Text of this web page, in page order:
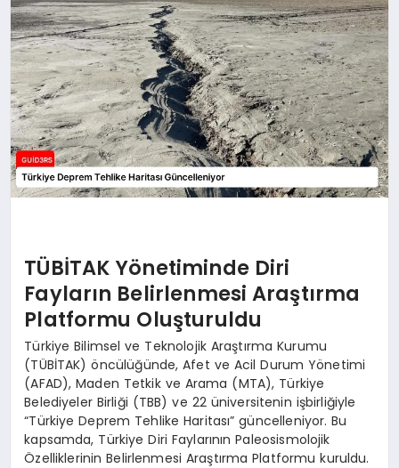
TÜBİTAK Yönetiminde Diri
Fayların Belirlenmesi Araştırma
Platformu Oluşturuldu
Türkiye Bilimsel ve Teknolojik Araştırma Kurumu
(TÜBİTAK) öncülüğünde, Afet ve Acil Durum Yönetimi
(AFAD), Maden Tetkik ve Arama (MTA), Türkiye
Belediyeler Birliği (TBB) ve 22 üniversitenin işbirliğiyle
“Türkiye Deprem Tehlike Haritası” güncelleniyor. Bu
kapsamda, Türkiye Diri Faylarının Paleosismolojik
Özelliklerinin Belirlenmesi Araştırma Platformu kuruldu.